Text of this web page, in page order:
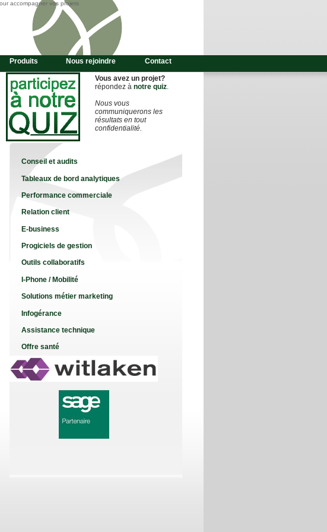
accompagner vos projets
Produits Nous rejoindre Contact
Vous avez un projet?
répondez à notre quiz.
Nous vous
communiquerons les
résultats en tout
confidentialité.
Conseil et audits
Tableaux de bord analytiques
Performance commerciale
Relation client
E-business
Progiciels de gestion
Outils collaboratifs
I-Phone / Mobilité
Solutions métier marketing
Infogérance
Assistance technique
Offre santé